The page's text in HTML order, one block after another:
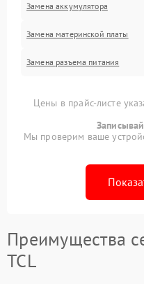
Замена аккумулятора
Замена материнской платы
Замена разъема питания
Цены в прайс-листе
Мы проверим ваше
Преимущества
TCL